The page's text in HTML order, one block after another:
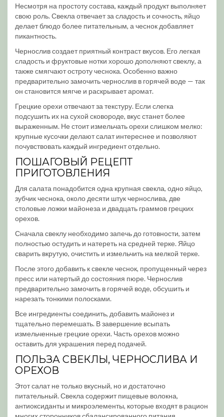
Несмотря на простоту состава, каждый продукт выполняет
свою роль. Свекла отвечает за сладость и сочность, яйцо
делает блюдо более питательным, а чеснок добавляет
пикантность.
Чернослив создает приятный контраст вкусов. Его легкая
сладость и фруктовые нотки хорошо дополняют свеклу, а
также смягчают остроту чеснока. Особенно важно
предварительно замочить чернослив в горячей воде — так
он становится мягче и раскрывает аромат.
Грецкие орехи отвечают за текстуру. Если слегка
подсушить их на сухой сковороде, вкус станет более
выраженным. Не стоит измельчать орехи слишком мелко:
крупные кусочки делают салат интереснее и позволяют
почувствовать каждый ингредиент отдельно.
ПОШАГОВЫЙ РЕЦЕПТ
ПРИГОТОВЛЕНИЯ
Для салата понадобится одна крупная свекла, одно яйцо,
зубчик чеснока, около десяти штук чернослива, две
столовые ложки майонеза и двадцать граммов грецких
орехов.
Сначала свеклу необходимо запечь до готовности, затем
полностью остудить и натереть на средней терке. Яйцо
сварить вкрутую, очистить и измельчить на мелкой терке.
После этого добавить к свекле чеснок, пропущенный через
пресс или натертый до состояния пюре. Чернослив
предварительно замочить в горячей воде, обсушить и
нарезать тонкими полосками.
Все ингредиенты соединить, добавить майонез и
тщательно перемешать. В завершение всыпать
измельченные грецкие орехи. Часть орехов можно
оставить для украшения перед подачей.
ПОЛЬЗА СВЕКЛЫ, ЧЕРНОСЛИВА И
ОРЕХОВ
Этот салат не только вкусный, но и достаточно
питательный. Свекла содержит пищевые волокна,
антиоксиданты и микроэлементы, которые входят в рацион